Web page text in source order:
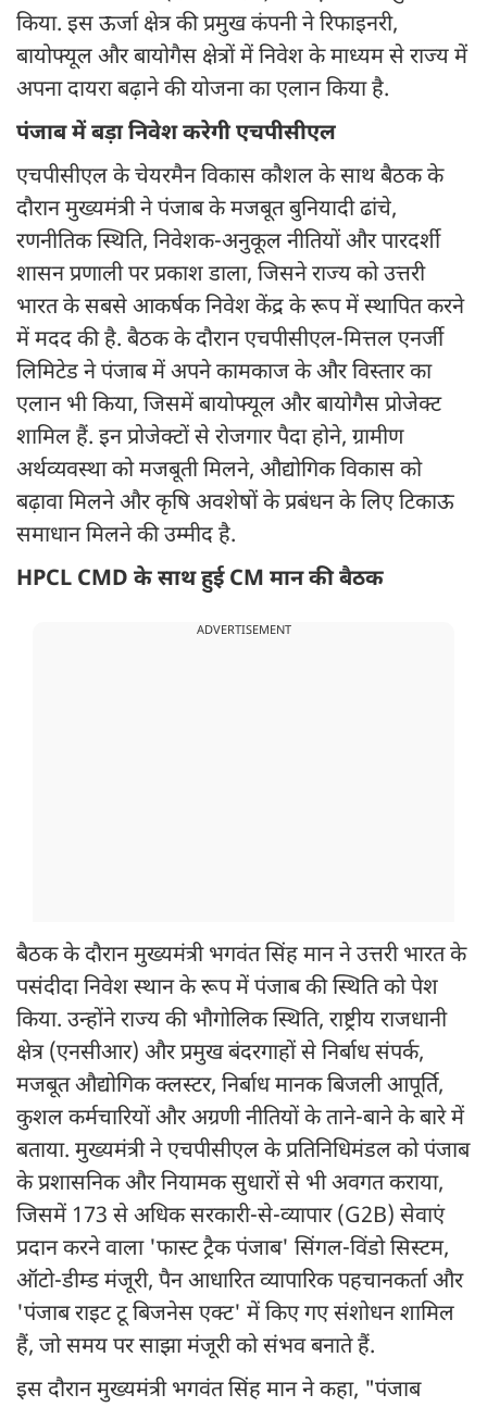
किया. इस ऊर्जा क्षेत्र की प्रमुख कंपनी ने रिफाइनरी,
बायोफ्यूल और बायोगैस क्षेत्रों में निवेश के माध्यम से राज्य में
अपना दायरा बढ़ाने की योजना का एलान किया है.
पंजाब में बड़ा निवेश करेगी एचपीसीएल
एचपीसीएल के चेयरमैन विकास कौशल के साथ बैठक के
दौरान मुख्यमंत्री ने पंजाब के मजबूत बुनियादी ढांचे,
रणनीतिक स्थिति, निवेशक-अनुकूल नीतियों और पारदर्शी
शासन प्रणाली पर प्रकाश डाला, जिसने राज्य को उत्तरी
भारत के सबसे आकर्षक निवेश केंद्र के रूप में स्थापित करने
में मदद की है. बैठक के दौरान एचपीसीएल-मित्तल एनर्जी
लिमिटेड ने पंजाब में अपने कामकाज के और विस्तार का
एलान भी किया, जिसमें बायोफ्यूल और बायोगैस प्रोजेक्ट
शामिल हैं. इन प्रोजेक्टों से रोजगार पैदा होने, ग्रामीण
अर्थव्यवस्था को मजबूती मिलने, औद्योगिक विकास को
बढ़ावा मिलने और कृषि अवशेषों के प्रबंधन के लिए टिकाऊ
समाधान मिलने की उम्मीद है.
HPCL CMD के साथ हुई CM मान की बैठक
ADVERTISEMENT
बैठक के दौरान मुख्यमंत्री भगवंत सिंह मान ने उत्तरी भारत के
पसंदीदा निवेश स्थान के रूप में पंजाब की स्थिति को पेश
किया. उन्होंने राज्य की भौगोलिक स्थिति, राष्ट्रीय राजधानी
क्षेत्र (एनसीआर) और प्रमुख बंदरगाहों से निर्बाध संपर्क,
मजबूत औद्योगिक क्लस्टर, निर्बाध मानक बिजली आपूर्ति,
कुशल कर्मचारियों और अग्रणी नीतियों के ताने-बाने के बारे में
बताया. मुख्यमंत्री ने एचपीसीएल के प्रतिनिधिमंडल को पंजाब
के प्रशासनिक और नियामक सुधारों से भी अवगत कराया,
जिसमें 173 से अधिक सरकारी-से-व्यापार (G2B) सेवाएं
प्रदान करने वाला 'फास्ट ट्रैक पंजाब' सिंगल-विंडो सिस्टम,
ऑटो-डीम्ड मंजूरी, पैन आधारित व्यापारिक पहचानकर्ता और
'पंजाब राइट टू बिजनेस एक्ट' में किए गए संशोधन शामिल
हैं, जो समय पर साझा मंजूरी को संभव बनाते हैं.
इस दौरान मुख्यमंत्री भगवंत सिंह मान ने कहा, "पंजाब